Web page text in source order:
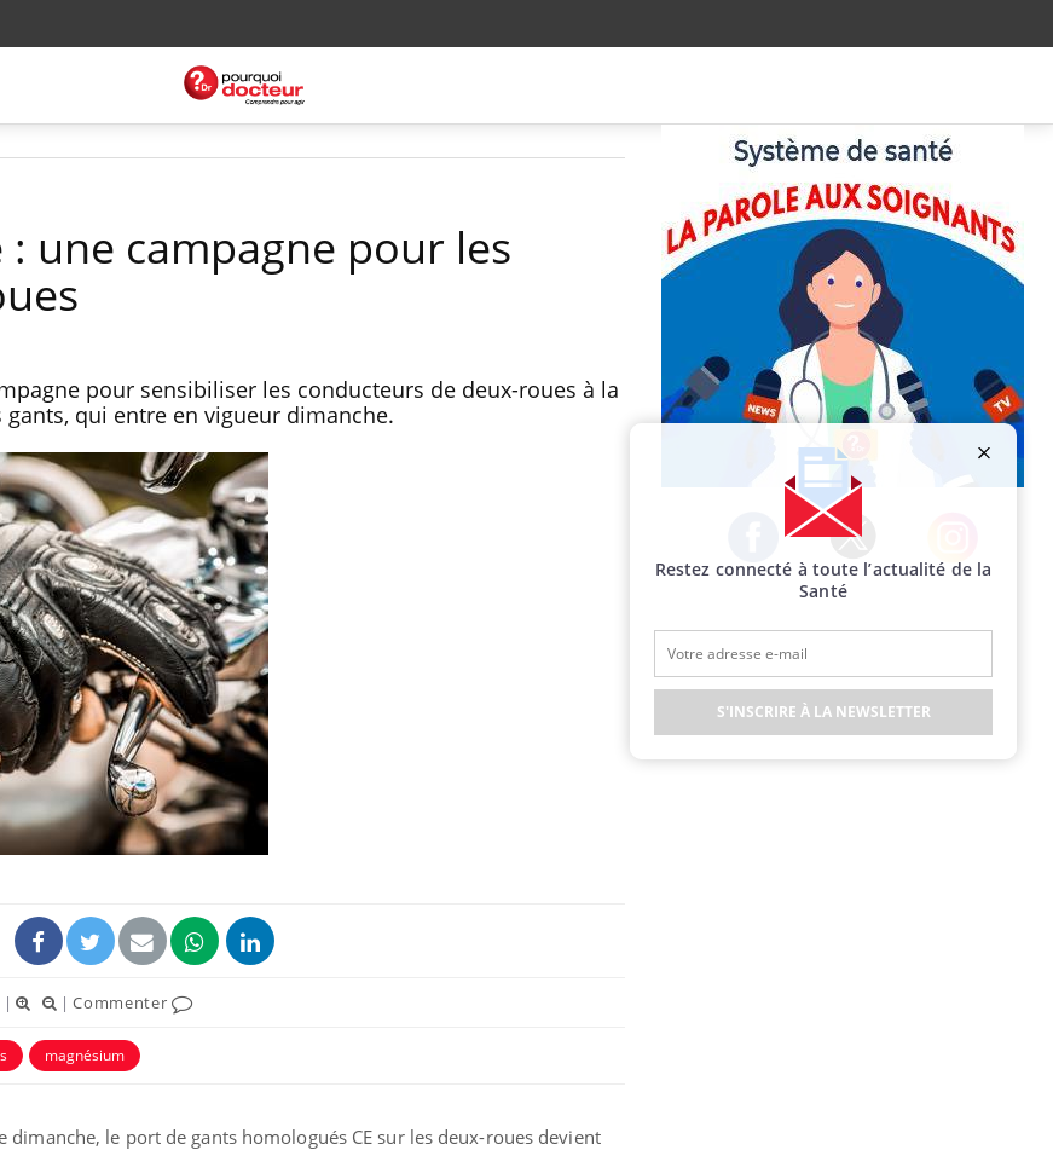
une campagne pour les
pour sensibiliser les conducteurs de deux-roues à la
qui entre en vigueur dimanche.
| |Commenter
magnésium
dimanche, le port de gants homologués CE sur les deux-roues devient
Facebook Twitter Instagram
Restez connecté à toute l’actualité de la
Santé
S'INSCRIRE À LA NEWSLETTER